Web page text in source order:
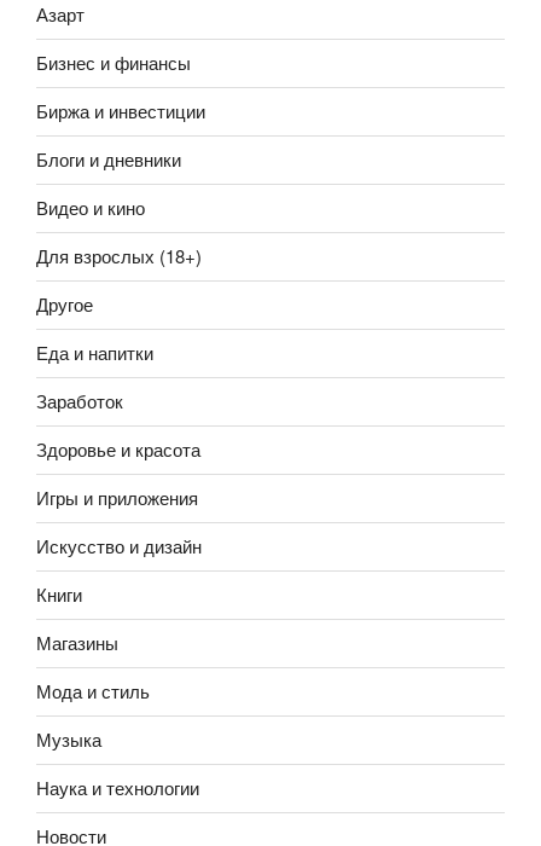
Азарт
Бизнес и финансы
Биржа и инвестиции
Блоги и дневники
Видео и кино
Для взрослых (18+)
Другое
Еда и напитки
Заработок
Здоровье и красота
Игры и приложения
Искусство и дизайн
Книги
Магазины
Мода и стиль
Музыка
Наука и технологии
Новости